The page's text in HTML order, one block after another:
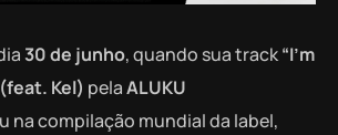
30 de junho, quando sua track“I’m
Kel) pelaALUKU
na compilação mundial da label,